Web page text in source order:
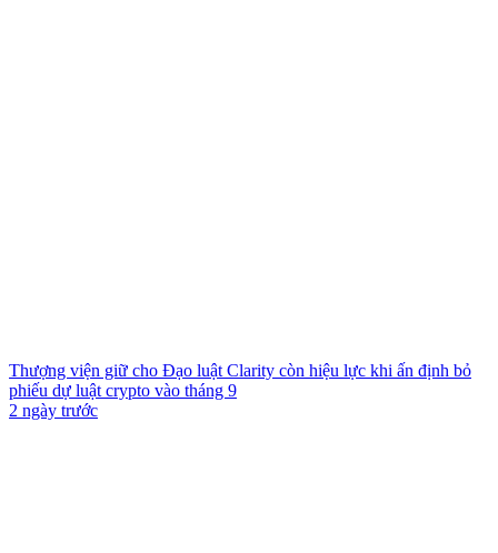
Thượng viện giữ cho Đạo luật Clarity còn hiệu lực khi ấn định bỏ
phiếu dự luật crypto vào tháng 9
2 ngày trước